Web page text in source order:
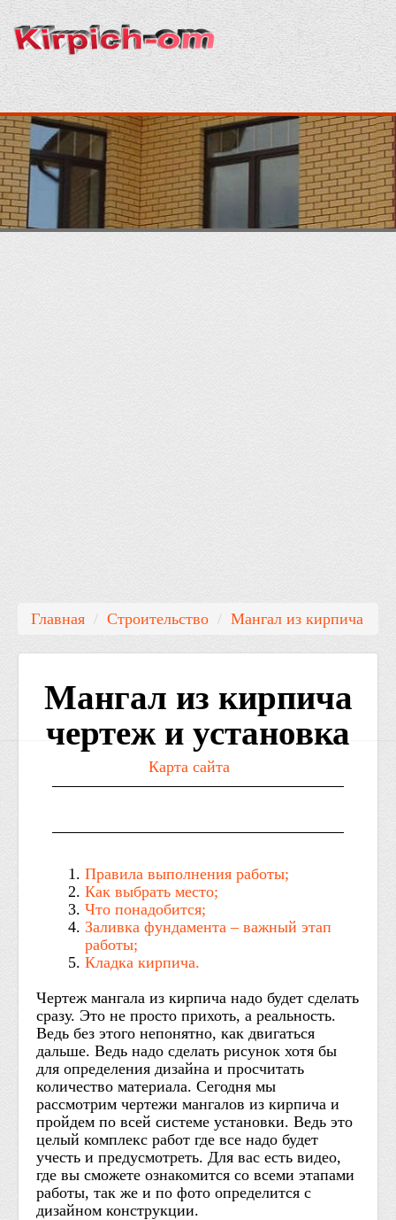
Кирпич
Кладка
Раствор
Главная / Строительство / Мангал из кирпича
Мангал из кирпича
чертеж и установка
Правила выполнения работы;
Как выбрать место;
Что понадобится;
Заливка фундамента – важный этап
работы;
Кладка кирпича.
Чертеж мангала из кирпича надо будет сделать
сразу. Это не просто прихоть, а реальность.
Ведь без этого непонятно, как двигаться
дальше. Ведь надо сделать рисунок хотя бы
для определения дизайна и просчитать
количество материала. Сегодня мы
рассмотрим чертежи мангалов из кирпича и
пройдем по всей системе установки. Ведь это
целый комплекс работ где все надо будет
учесть и предусмотреть. Для вас есть видео,
где вы сможете ознакомится со всеми этапами
работы, так же и по фото определится с
дизайном конструкции.
Карта сайта